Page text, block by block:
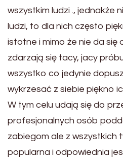
wszystkim ludzi ., jednakże
ludzi, to dla nich często
istotne i mimo że nie da się
zdarzają się tacy, jacy
wszystko co jedynie
wykrzesać z siebie piękno
W tym celu udają się do
profesjonalnych osób
zabiegom ale z wszystkich
popularna i odpowiednia